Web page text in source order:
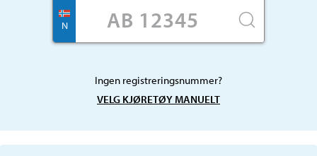
N
Ingen registreringsnummer?
VELG KJØRETØY MANUELT